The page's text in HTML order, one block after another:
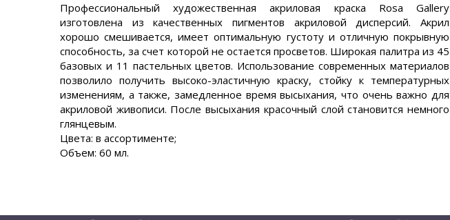
Профессиональный художественная акриловая краска Rosa Gallery
изготовлена из качественных пигментов акриловой дисперсий. Акрил
хорошо смешивается, имеет оптимальную густоту и отличную покрывную
способность, за счет которой не остается просветов. Широкая палитра из 45
базовых и 11 пастельных цветов. Использование современных материалов
позволило получить высоко-эластичную краску, стойку к температурных
изменениям, а также, замедленное время высыхания, что очень важно для
акриловой живописи. После высыхания красочный слой становится немного
глянцевым.
Цвета: в ассортименте;
Объем: 60 мл.